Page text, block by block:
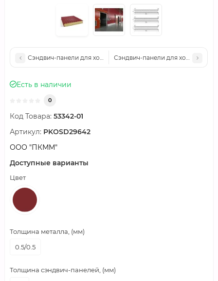
Сэндвич-панели для холодильных камер минеральная вата,
Сэндвич-панели для
Есть в наличии
0
Код Товара: 53342-01
Артикул: PKOSD29642
ООО "ПКММ"
Доступные варианты
Цвет
Толщина металла, (мм)
0.5/0.5
Толщина сэндвич-панелей, (мм)